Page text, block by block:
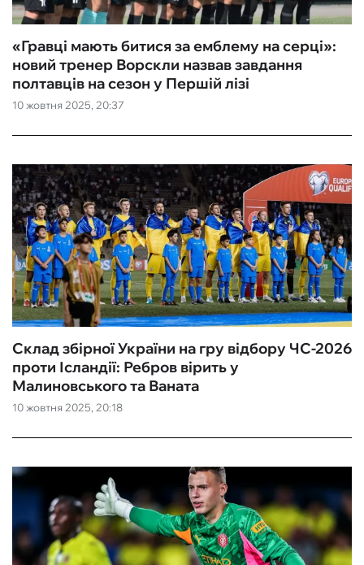
10 жовтня 2025, 20:37
«Гравці мають битися за емблему на серці»:
новий тренер Ворскли назвав завдання
полтавців на сезон у Першій лізі
10 жовтня 2025, 20:18
Склад збірної України на гру відбору ЧС-2026
проти Ісландії: Ребров вірить у
Малиновського та Ваната